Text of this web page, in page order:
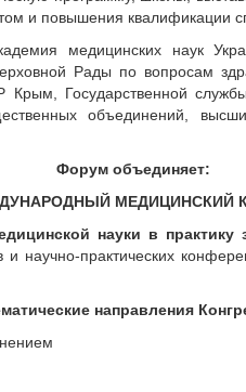
и повышения квалификации
медицинских наук
Рады по вопросам
Крым, Государственной
объединений,
Форум объединяет:
МЕДИЦИНСКИЙ
науки в практику
и научно-практических
направления